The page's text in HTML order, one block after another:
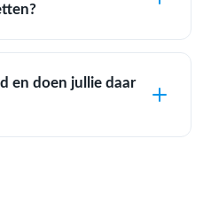
en doen jullie daar